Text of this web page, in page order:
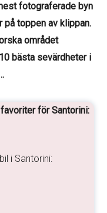
fotograferade byn
på toppen av klippan.
området
bästa sevärdheter i
för Santorini:
i Santorini: